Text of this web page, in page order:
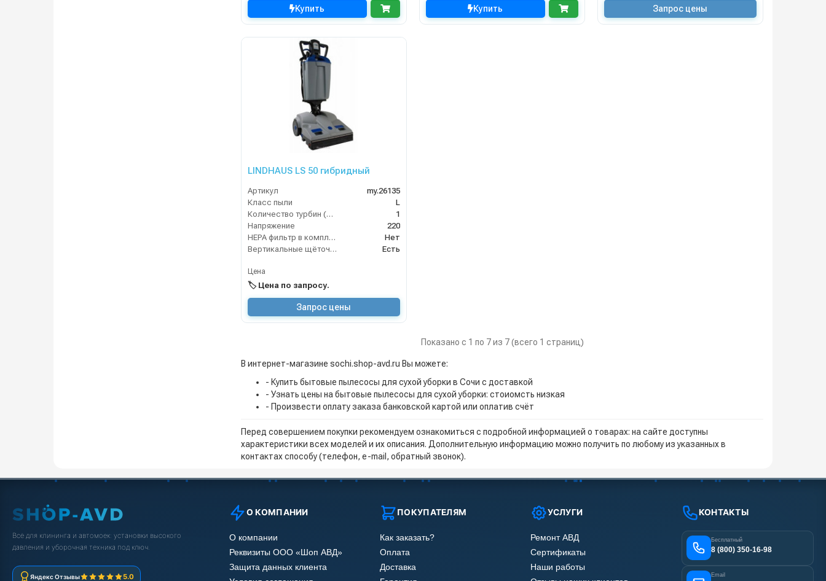
Купить Купить Запрос цены
LINDHAUS LS 50 гибридный
Артикул
my.26135
Класс пыли
L
Количество турбин (шт)
1
Напряжение
220
HEPA фильтр в комплекте
Нет
Вертикальные щёточные пылесосы
Есть
Цена
🏷️ Цена по запросу.
Запрос цены
Показано с 1 по 7 из 7 (всего 1 страниц)
В интернет-магазине sochi.shop-avd.ru Вы можете:
- Купить бытовые пылесосы для сухой уборки в Сочи с доставкой
- Узнать цены на бытовые пылесосы для сухой уборки: стоиомсть низкая
- Произвести оплату заказа банковской картой или оплатив счёт
Перед совершением покупки рекомендуем ознакомиться с подробной информацией о товарах: на сайте доступны
характеристики всех моделей и их описания. Дополнительную информацию можно получить по любому из указанных в
контактах способу (телефон, e-mail, обратный звонок).
Всё для клининга и автомоек: установки высокого
давления и уборочная техника под ключ.
Яндекс Отзывы 5.0
О КОМПАНИИ
О компании
Реквизиты ООО «Шоп АВД»
Защита данных клиента
ПОКУПАТЕЛЯМ
Как заказать?
Оплата
Доставка
УСЛУГИ
Ремонт АВД
Сертификаты
Наши работы
КОНТАКТЫ
Бесплатный
8 (800) 350-16-98
Email